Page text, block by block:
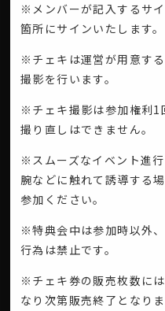
※メンバーが記入するサ
箇所にサインいたします。
※チェキは運営が用意す
撮影を行います。
※チェキ撮影は参加権利1
撮り直しはできません。
※スムーズなイベント進
腕などに触れて誘導する
参加ください。
※特典会中は参加時以外
行為は禁止です。
※チェキ券の販売枚数に
なり次第販売終了となり